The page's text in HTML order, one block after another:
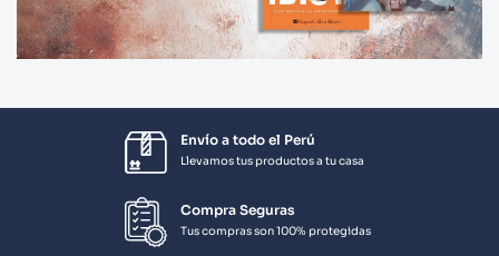
Envío a todo el Perú
Llevamos tus productos a tu casa
Compra Seguras
Tus compras son 100% protegidas